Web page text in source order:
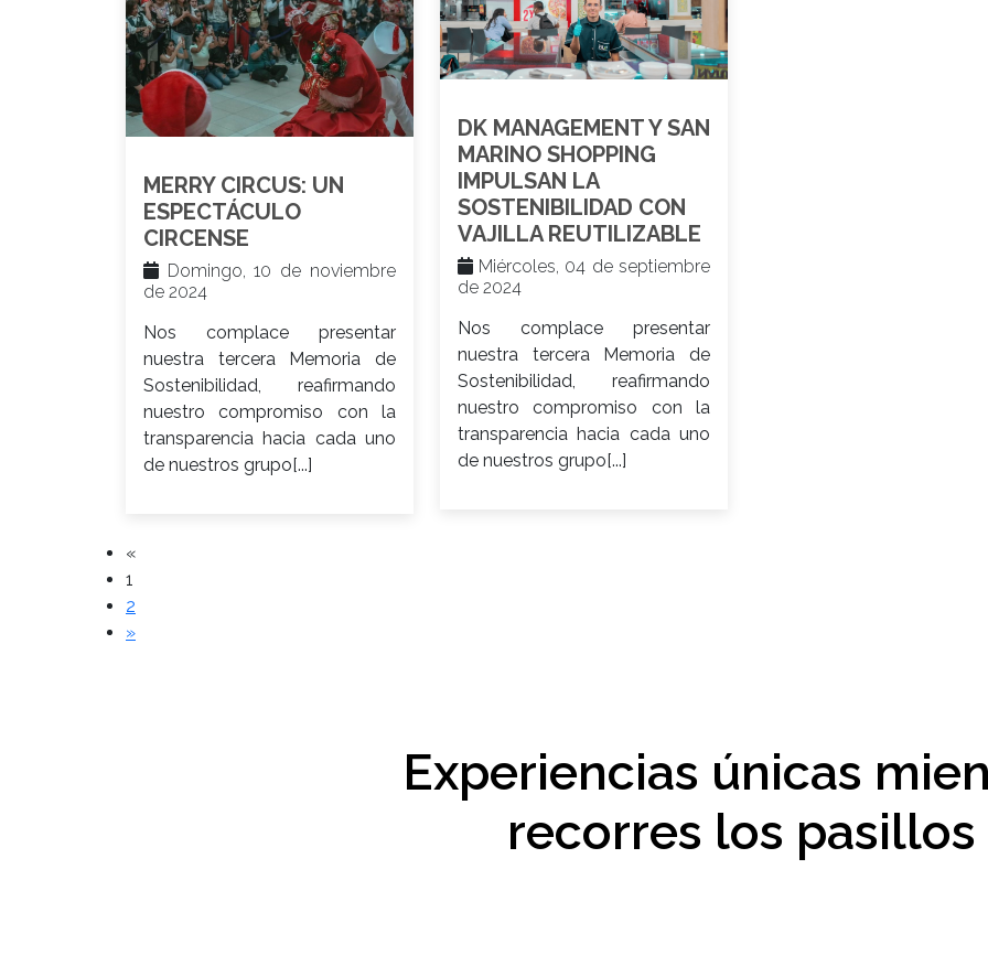
MERRY CIRCUS: UN
ESPECTÁCULO
CIRCENSE
Domingo, 10 de noviembre
de 2024
Nos complace presentar
nuestra tercera Memoria de
Sostenibilidad, reafirmando
nuestro compromiso con la
transparencia hacia cada uno
de nuestros grupo[...]
DK MANAGEMENT Y SAN
MARINO SHOPPING
IMPULSAN LA
SOSTENIBILIDAD CON
VAJILLA REUTILIZABLE
Miércoles, 04 de septiembre
de 2024
Nos complace presentar
nuestra tercera Memoria de
Sostenibilidad, reafirmando
nuestro compromiso con la
transparencia hacia cada uno
de nuestros grupo[...]
«
1
2
»
Experiencias únicas
recorres los pasillos